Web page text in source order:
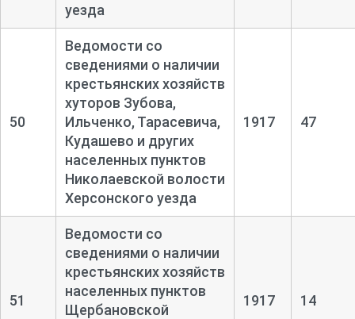
уезда
50
Ведомости со
сведениями о наличии
крестьянских хозяйств
хуторов Зубова,
Ильченко, Тарасевича,
Кудашево и других
населенных пунктов
Николаевской волости
Херсонского уезда
1917 47
51
Ведомости со
сведениями о наличии
крестьянских хозяйств
населенных пунктов
Щербановской
1917 14